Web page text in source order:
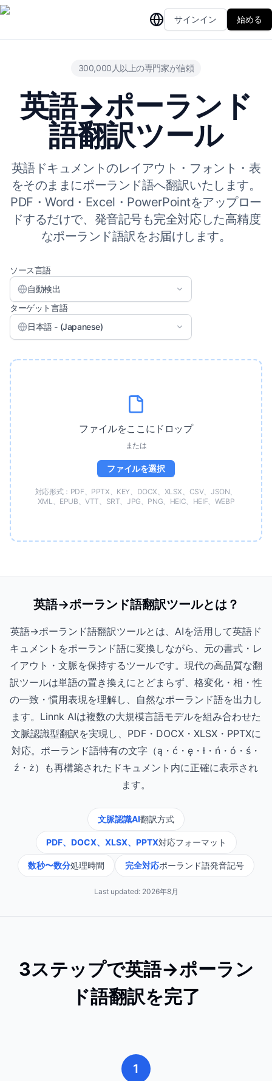
サインイン 始める
300,000人以上の専門家が信頼
英語→ポーランド
語翻訳ツール
英語ドキュメントのレイアウト・フォント・表
をそのままにポーランド語へ翻訳いたします。
PDF・Word・Excel・PowerPointをアップロー
ドするだけで、発音記号も完全対応した高精度
なポーランド語訳をお届けします。
ソース言語
自動検出
ターゲット言語
日本語 - (Japanese)
ファイルをここにドロップ
または
ファイルを選択
対応形式：PDF、PPTX、KEY、DOCX、XLSX、CSV、JSON、
XML、EPUB、VTT、SRT、JPG、PNG、HEIC、HEIF、WEBP
英語→ポーランド語翻訳ツールとは？
英語→ポーランド語翻訳ツールとは、AIを活用して英語ド
キュメントをポーランド語に変換しながら、元の書式・レ
イアウト・文脈を保持するツールです。現代の高品質な翻
訳ツールは単語の置き換えにとどまらず、格変化・相・性
の一致・慣用表現を理解し、自然なポーランド語を出力し
ます。Linnk AIは複数の大規模言語モデルを組み合わせた
文脈認識型翻訳を実現し、PDF・DOCX・XLSX・PPTXに
対応。ポーランド語特有の文字（ą・ć・ę・ł・ń・ó・ś・
ź・ż）も再構築されたドキュメント内に正確に表示され
ます。
文脈認識AI翻訳方式
PDF、DOCX、XLSX、PPTX対応フォーマット
数秒〜数分処理時間 完全対応ポーランド語発音記号
Last updated: 2026年8月
3ステップで英語→ポーラン
ド語翻訳を完了
1